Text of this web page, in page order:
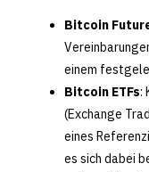
Bitcoin
einem
Bitcoin ETFs:
(Exchange
eines
es sich dabei